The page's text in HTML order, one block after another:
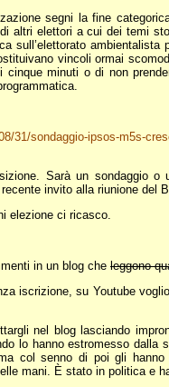
segni la fine
altri elettori a cui dei temi
sull’elettorato
vincoli ormai
cinque minuti o di non
31/sondaggio-ipsos-m5s-
Sarà un sondaggio
invito alla riunione del
elezione ci ricasco.
in un blog che leggono
iscrizione, su Youtube
nel blog lasciando
lo hanno estromesso dalla
col senno di poi gli
mani. È stato in politica e